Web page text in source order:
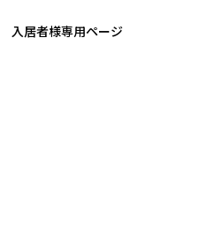
入居者様専用ページ